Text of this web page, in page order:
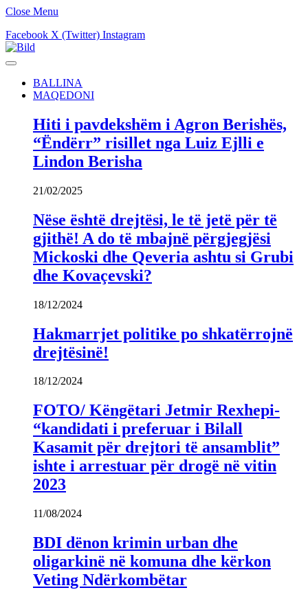
Close Menu
Facebook X (Twitter) Instagram
BALLINA
MAQEDONI
Hiti i pavdekshëm i Agron Berishës,
“Ëndërr” risillet nga Luiz Ejlli e
Lindon Berisha
21/02/2025
Nëse është drejtësi, le të jetë për të
gjithë! A do të mbajnë përgjegjësi
Mickoski dhe Qeveria ashtu si Grubi
dhe Kovaçevski?
18/12/2024
Hakmarrjet politike po shkatërrojnë
drejtësinë!
18/12/2024
FOTO/ Këngëtari Jetmir Rexhepi-
“kandidati i preferuar i Bilall
Kasamit për drejtori të ansamblit”
ishte i arrestuar për drogë në vitin
2023
11/08/2024
BDI dënon krimin urban dhe
oligarkinë në komuna dhe kërkon
Veting Ndërkombëtar